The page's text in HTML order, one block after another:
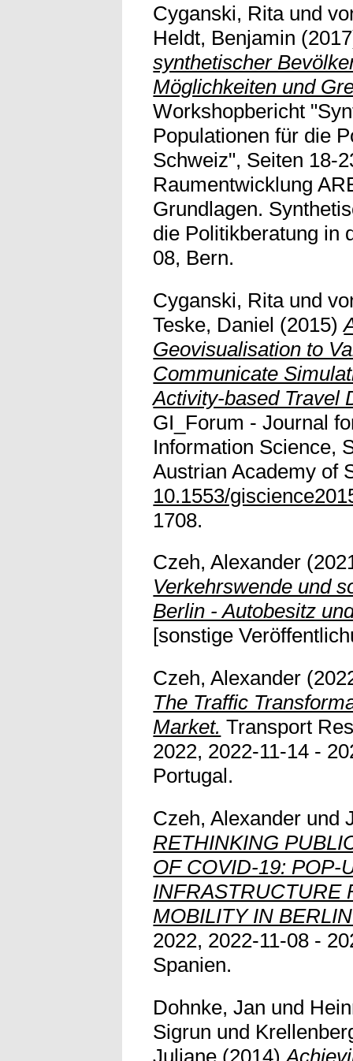
Cyganski, Ritaund
Heldt, Benjamin
synthetischer
Möglichkeiten und
Workshopbericht
Populationen für die
Schweiz", Seiten 18-
Raumentwicklung
Grundlagen.
die Politikberatung in
08, Bern.
Cyganski, Ritaund
Teske, Daniel (2015)
Geovisualisation to
Communicate
Activity-based Travel
GI_Forum - Journal
Information Science,
Austrian Academy of
10.1553/
1708.
Czeh, Alexander
Verkehrswende und
Berlin - Autobesitz
[sonstige
Czeh, Alexander
The Traffic
Market. Transport
2022, 2022-11-14 -
Portugal.
Czeh, Alexander und
RETHINKING
OF COVID-19: POP-
INFRASTRUCTURE
MOBILITY IN
2022, 2022-11-08 -
Spanien.
Dohnke, Jan und
Sigrun und
Juliane (2014)